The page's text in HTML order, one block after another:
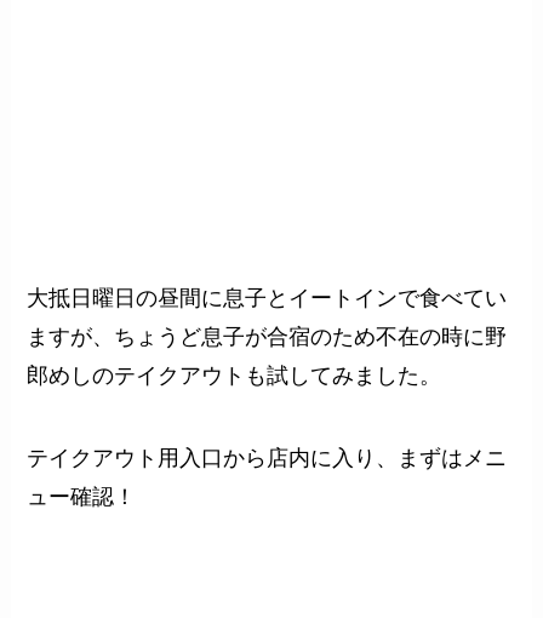
大抵日曜日の昼間に息子とイートインで食べてい
ますが、ちょうど息子が合宿のため不在の時に野
郎めしのテイクアウトも試してみました。
テイクアウト用入口から店内に入り、まずはメニ
ュー確認！